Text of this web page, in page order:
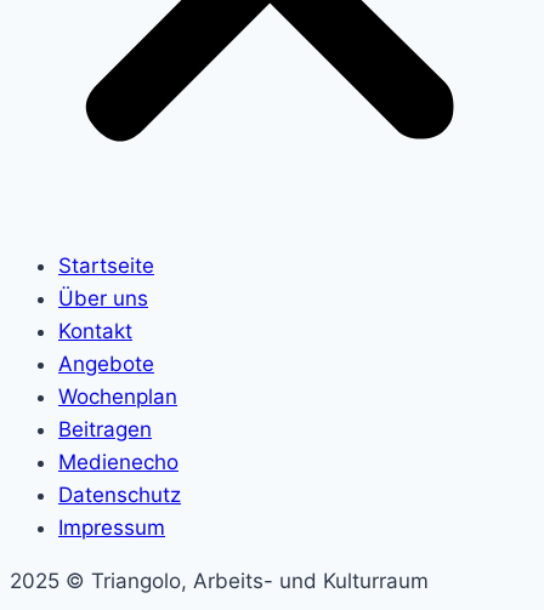
Startseite
Über uns
Kontakt
Angebote
Wochenplan
Beitragen
Medienecho
Datenschutz
Impressum
2025 © Triangolo, Arbeits- und Kulturraum